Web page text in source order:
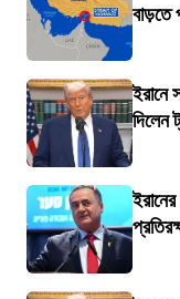
বাড়তে
ইরানে
দিলেন